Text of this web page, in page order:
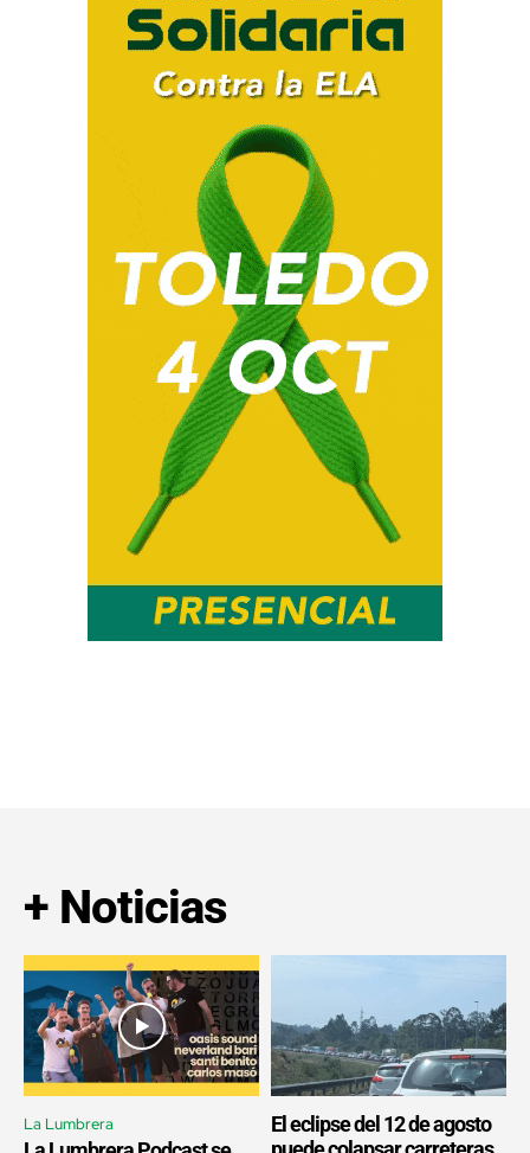
+ Noticias
La Lumbrera
El eclipse del 12 de agosto